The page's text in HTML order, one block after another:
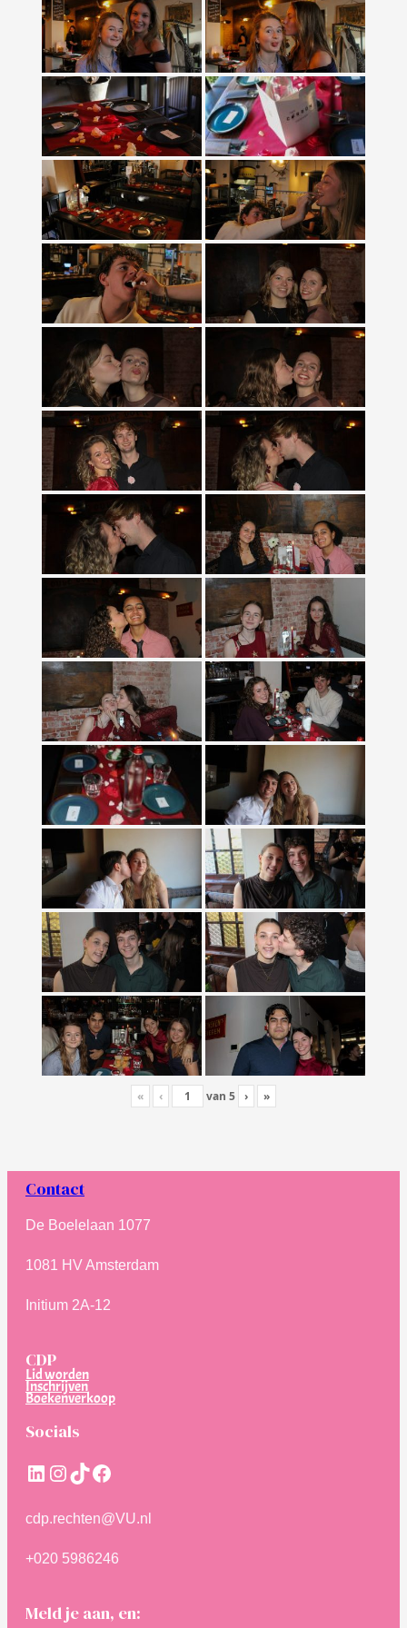
« ‹ van 5 › »
Contact
De Boelelaan 1077
1081 HV Amsterdam
Initium 2A-12
CDP
Lid worden
Inschrijven
Boekenverkoop
Socials
LinkedIn
Instagram
TikTokFacebook
cdp.rechten@VU.nl
+020 5986246
Meld je aan, en: